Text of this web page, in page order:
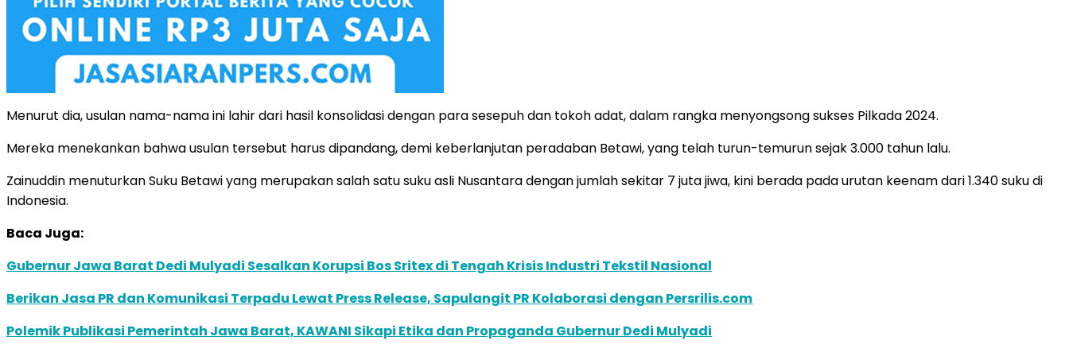
Menurut dia, usulan nama-nama ini lahir dari hasil konsolidasi dengan para sesepuh dan tokoh adat, dalam rangka menyongsong sukses Pilkada 2024.
Mereka menekankan bahwa usulan tersebut harus dipandang, demi keberlanjutan peradaban Betawi, yang telah turun-temurun sejak 3.000 tahun lalu.
Zainuddin menuturkan Suku Betawi yang merupakan salah satu suku asli Nusantara dengan jumlah sekitar 7 juta jiwa, kini berada pada urutan keenam dari 1.340 suku di
Indonesia.
Baca Juga:
Gubernur Jawa Barat Dedi Mulyadi Sesalkan Korupsi Bos Sritex di Tengah Krisis Industri Tekstil Nasional
Berikan Jasa PR dan Komunikasi Terpadu Lewat Press Release, Sapulangit PR Kolaborasi dengan Persrilis.com
Polemik Publikasi Pemerintah Jawa Barat, KAWANI Sikapi Etika dan Propaganda Gubernur Dedi Mulyadi